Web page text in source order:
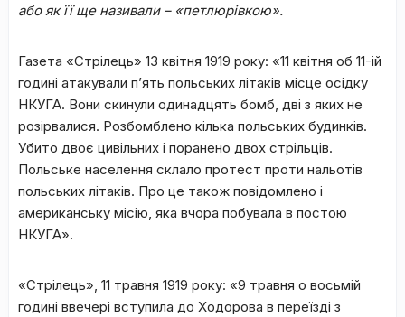
або як її ще називали – «петлюрівкою».
Газета «Стрілець» 13 квітня 1919 року: «11 квітня об 11-ій
годині атакували п’ять польських літаків місце осідку
НКУГА. Вони скинули одинадцять бомб, дві з яких не
розірвалися. Розбомблено кілька польських будинків.
Убито двоє цивільних і поранено двох стрільців.
Польське населення склало протест проти нальотів
польських літаків. Про це також повідомлено і
американську місію, яка вчора побувала в постою
НКУГА».
«Стрілець», 11 травня 1919 року: «9 травня о восьмій
годині ввечері вступила до Ходорова в переїзді з